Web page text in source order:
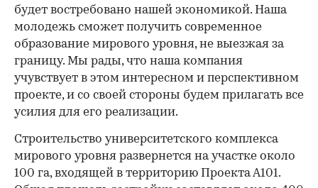
будет востребовано нашей экономикой. Наша
молодежь сможет получить современное
образование мирового уровня, не выезжая за
границу. Мы рады, что наша компания
учувствует в этом интересном и перспективном
проекте, и со своей стороны будем прилагать все
усилия для его реализации.
Строительство университетского комплекса
мирового уровня развернется на участке около
100 га, входящей в территорию Проекта А101.